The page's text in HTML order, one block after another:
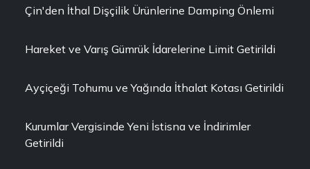
Çin'den İthal Dişçilik Ürünlerine Damping Önlemi
Hareket ve Varış Gümrük İdarelerine Limit Getirildi
Ayçiçeği Tohumu ve Yağında İthalat Kotası Getirildi
Kurumlar Vergisinde Yeni İstisna ve İndirimler
Getirildi